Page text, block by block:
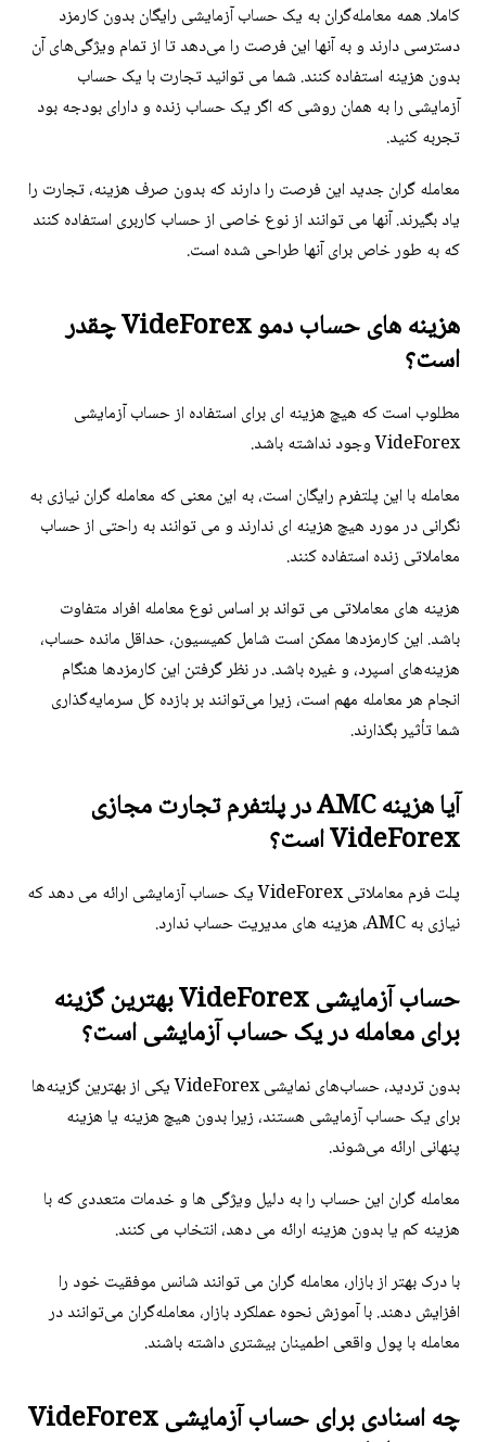
کاملا. همه معامله‌گران به یک حساب آزمایشی رایگان بدون کارمزد
دسترسی دارند و به آنها این فرصت را می‌دهد تا از تمام ویژگی‌های آن
بدون هزینه استفاده کنند. شما می توانید تجارت با یک حساب
آزمایشی را به همان روشی که اگر یک حساب زنده و دارای بودجه بود
تجربه کنید.
معامله گران جدید این فرصت را دارند که بدون صرف هزینه، تجارت را
یاد بگیرند. آنها می توانند از نوع خاصی از حساب کاربری استفاده کنند
که به طور خاص برای آنها طراحی شده است.
هزینه های حساب دمو VideForex چقدر
است؟
مطلوب است که هیچ هزینه ای برای استفاده از حساب آزمایشی
VideForex وجود نداشته باشد.
معامله با این پلتفرم رایگان است، به این معنی که معامله گران نیازی به
نگرانی در مورد هیچ هزینه ای ندارند و می توانند به راحتی از حساب
معاملاتی زنده استفاده کنند.
هزینه های معاملاتی می تواند بر اساس نوع معامله افراد متفاوت
باشد. این کارمزدها ممکن است شامل کمیسیون، حداقل مانده حساب،
هزینه‌های اسپرد، و غیره باشد. در نظر گرفتن این کارمزدها هنگام
انجام هر معامله مهم است، زیرا می‌توانند بر بازده کل سرمایه‌گذاری
شما تأثیر بگذارند.
آیا هزینه AMC در پلتفرم تجارت مجازی
VideForex است؟
پلت فرم معاملاتی VideForex یک حساب آزمایشی ارائه می دهد که
نیازی به AMC، هزینه های مدیریت حساب ندارد.
حساب آزمایشی VideForex بهترین گزینه
برای معامله در یک حساب آزمایشی است؟
بدون تردید، حساب‌های نمایشی VideForex یکی از بهترین گزینه‌ها
برای یک حساب آزمایشی هستند، زیرا بدون هیچ هزینه یا هزینه
پنهانی ارائه می‌شوند.
معامله گران این حساب را به دلیل ویژگی ها و خدمات متعددی که با
هزینه کم یا بدون هزینه ارائه می دهد، انتخاب می کنند.
با درک بهتر از بازار، معامله گران می توانند شانس موفقیت خود را
افزایش دهند. با آموزش نحوه عملکرد بازار، معامله‌گران می‌توانند در
معامله با پول واقعی اطمینان بیشتری داشته باشند.
چه اسنادی برای حساب آزمایشی VideForex